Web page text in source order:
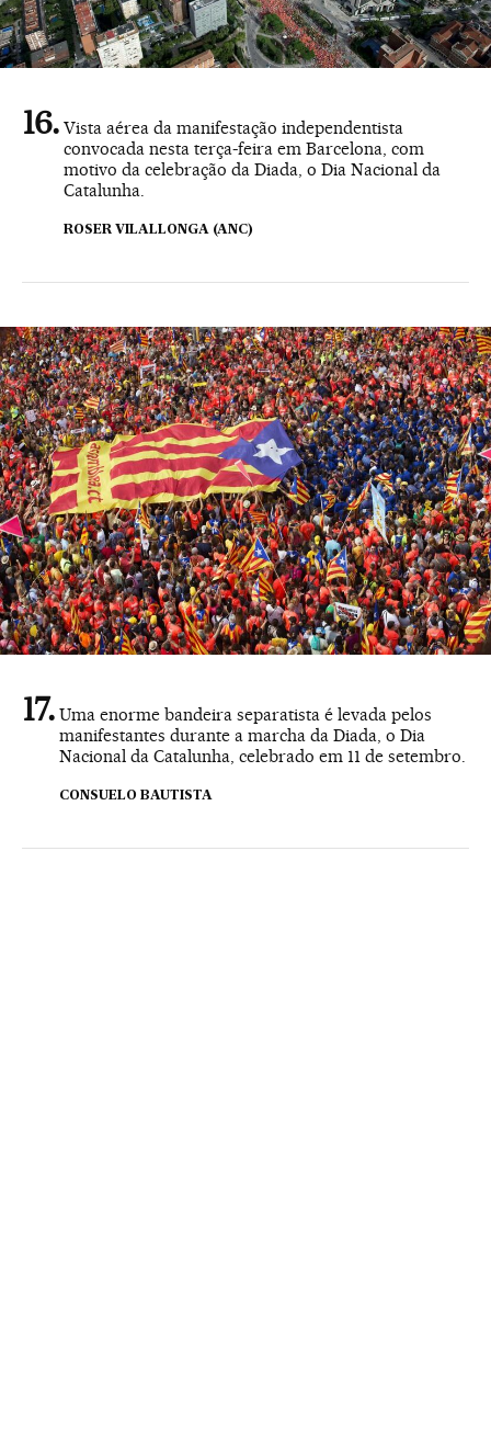
Vista aérea da manifestação independentista
convocada nesta terça-feira em Barcelona, com
motivo da celebração da Diada, o Dia Nacional da
Catalunha.
ROSER VILALLONGA (ANC)
Uma enorme bandeira separatista é levada pelos
manifestantes durante a marcha da Diada, o Dia
Nacional da Catalunha, celebrado em 11 de setembro.
CONSUELO BAUTISTA